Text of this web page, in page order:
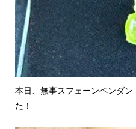
本日、無事スフェーンペンダ
た！